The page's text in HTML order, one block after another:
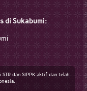
di Sukabumi:
dan SIPPK aktif dan telah